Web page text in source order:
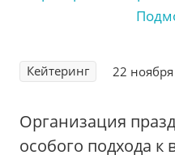
Кейтеринг 22
Организация
особого подхода к